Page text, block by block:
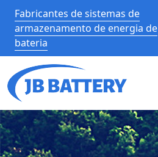
Fabricantes de sistemas de
armazenamento de energia de
bateria